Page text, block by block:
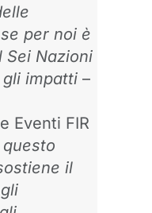
per noi è
Sei Nazioni
impatti –
Eventi FIR
il